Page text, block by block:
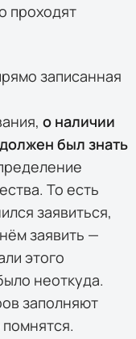
проходят
записанная
о наличии
был знать
То есть
заявиться,
заявить —
этого
неоткуда.
заполняют